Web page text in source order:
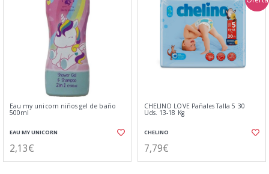
Eau my unicorn niños gel de baño
500ml
EAU MY UNICORN
2,13€
CHELINO LOVE Pañales Talla 5 30
Uds. 13-18 Kg
CHELINO
7,79€